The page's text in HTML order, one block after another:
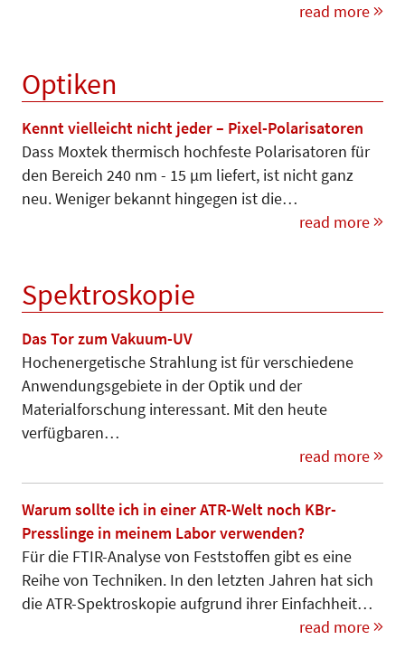
read more
Optiken
Kennt vielleicht nicht jeder – Pixel-Polarisatoren
Dass Moxtek thermisch hochfeste Polarisatoren für
den Bereich 240 nm - 15 µm liefert, ist nicht ganz
neu. Weniger bekannt hingegen ist die…
read more
Spektroskopie
Das Tor zum Vakuum-UV
Hochenergetische Strahlung ist für verschiedene
Anwendungsgebiete in der Optik und der
Materialforschung interessant. Mit den heute
verfügbaren…
read more
Warum sollte ich in einer ATR-Welt noch KBr-
Presslinge in meinem Labor verwenden?
Für die FTIR-Analyse von Feststoffen gibt es eine
Reihe von Techniken. In den letzten Jahren hat sich
die ATR-Spektroskopie aufgrund ihrer Einfachheit…
read more